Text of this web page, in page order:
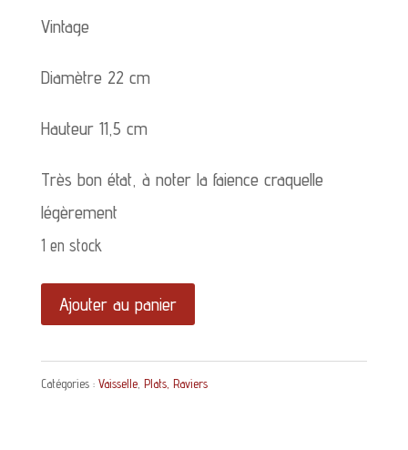
Vintage
Diamètre 22 cm
Hauteur 11,5 cm
Très bon état, à noter la faience craquelle
légèrement
1 en stock
quantité
de
Compotier
Perles
Ajouter au panier
Catégories : Vaisselle, Plats, Raviers